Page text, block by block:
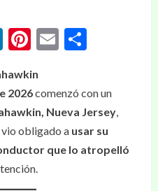
LinkedIn
Pinterest
Email
2026comenzó con un
Nueva Jersey,
vio obligado a usar su
que lo atropelló